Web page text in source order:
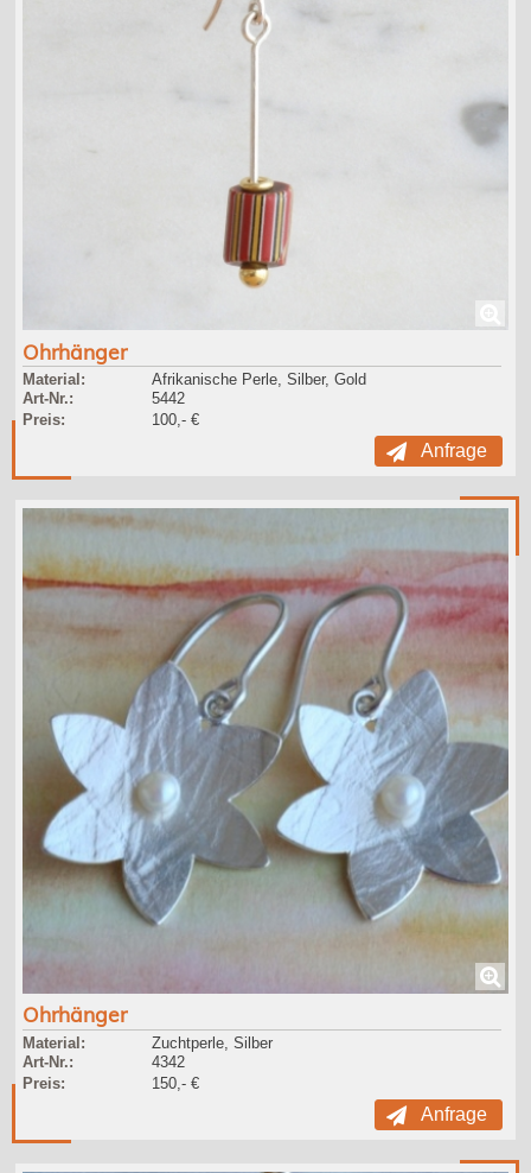
Ohrhänger
Material:
Afrikanische Perle, Silber, Gold
Art-Nr.:
5442
Preis:
100,- €
Anfrage
Ohrhänger
Material:
Zuchtperle, Silber
Art-Nr.:
4342
Preis:
150,- €
Anfrage